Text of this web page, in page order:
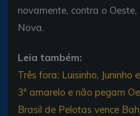
novamente, contra o
Nova.
Leia também:
Três fora: Luisinho, Juninho
3º amarelo e não pegam
Brasil de Pelotas vence